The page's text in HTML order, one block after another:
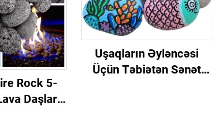
Rock 5-
Daşları
Uşaqların Əyləncəsi
Üçün Təbiətən Sənət